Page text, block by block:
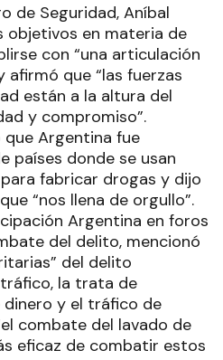
de Seguridad, Aníbal
objetivos en materia de
con “una articulación
afirmó que “las fuerzas
están a la altura del
y compromiso”.
Argentina fue
países donde se usan
fabricar drogas y dijo
“nos llena de orgullo”.
Argentina en foros
del delito, mencionó
del delito
la trata de
dinero y el tráfico de
combate del lavado de
eficaz de combatir estos